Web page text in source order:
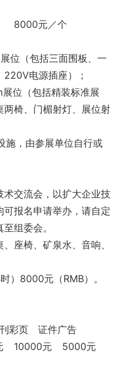
8000元／个
位（包括三面围板、一
电源插座）；
位（包括精装标准展
两椅、门楣射灯、展位射
施，由参展单位自行或
术交流会，以扩大企业技
报名申请举办，请自定
组委会。
座椅、矿泉水、音响、
）8000元（RMB）。
彩页
证件广告
10000元
5000元